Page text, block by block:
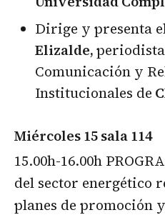
Dirige y presenta
Elizalde,
Comunicación y
Institucionales de
Miércoles 15 sala 114
15.00h-16.00h
del sector energético
planes de promoción